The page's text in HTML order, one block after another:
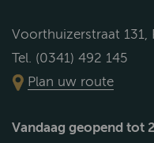
Voorthuizerstraat 131,
Tel. (0341) 492 145
Plan uw route
Vandaag geopend tot